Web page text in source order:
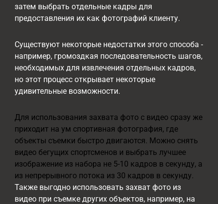
затем выбрать отдельные кадры для
предоставления их как фотографий клиенту.
Существуют некоторые недостатки этого способа -
например, громоздкая последовательность шагов,
необходимых для извлечения отдельных кадров,
но этот процесс открывает некоторые
удивительные возможности.
Для использования захвата фото с видео сразу же
приходит на ум спортивная фотография, где
объекты съемки быстро двигаются. Можно снять
видео бегущих спортсменов и выбрать лучшее
изображение из набора не 5-10 кадров в секунду, а
из непрерывного потока из 30 кадров в секунду.
Также выгодно использовать захват фото из
видео при съемке других объектов, например, на